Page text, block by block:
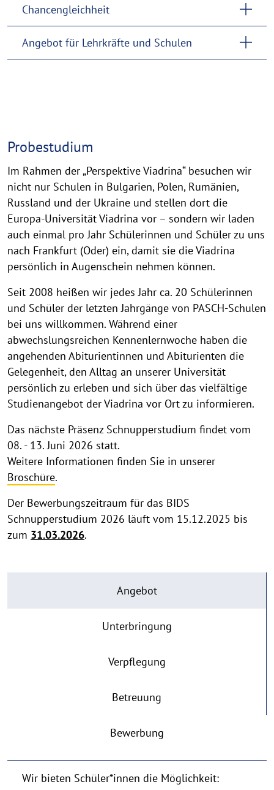
Chancengleichheit
Angebot für Lehrkräfte und Schulen
Probestudium
Probestudium
Im Rahmen der „Perspektive Viadrina“ besuchen wir
nicht nur Schulen in Bulgarien, Polen, Rumänien,
Russland und der Ukraine und stellen dort die
Europa-Universität Viadrina vor – sondern wir laden
auch einmal pro Jahr Schülerinnen und Schüler zu uns
nach Frankfurt (Oder) ein, damit sie die Viadrina
persönlich in Augenschein nehmen können.
Seit 2008 heißen wir jedes Jahr ca. 20 Schülerinnen
und Schüler der letzten Jahrgänge von PASCH-Schulen
bei uns willkommen. Während einer
abwechslungsreichen Kennenlernwoche haben die
angehenden Abiturientinnen und Abiturienten die
Gelegenheit, den Alltag an unserer Universität
persönlich zu erleben und sich über das vielfältige
Studienangebot der Viadrina vor Ort zu informieren.
Das nächste Präsenz Schnupperstudium findet vom
08. - 13. Juni 2026 statt.
Weitere Informationen finden Sie in unserer
Broschüre.
Der Bewerbungszeitraum für das BIDS
Schnupperstudium 2026 läuft vom 15.12.2025 bis
zum 31.03.2026.
Angebot
Unterbringung
Verpflegung
Betreuung
Bewerbung
Wir bieten Schüler*innen die Möglichkeit: